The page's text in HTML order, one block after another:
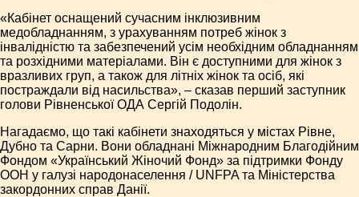
«Кабінет оснащений сучасним інклюзивним
медобладнанням, з урахуванням потреб жінок з
інвалідністю та забезпечений усім необхідним обладнанням
та розхідними матеріалами. Він є доступними для жінок з
вразливих груп, а також для літніх жінок та осіб, які
постраждали від насильства», – сказав перший заступник
голови Рівненської ОДА Сергій Подолін.
Нагадаємо, що такі кабінети знаходяться у містах Рівне,
Дубно та Сарни. Вони обладнані Міжнародним Благодійним
Фондом «Український Жіночий Фонд» за підтримки Фонду
ООН у галузі народонаселення / UNFPA та Міністерства
закордонних справ Данії.